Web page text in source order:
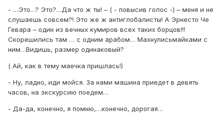
- …Это…? Это?…Да что ж ты! – ( - повысив голос -) – меня и не
слушаешь совсем?! Это же ж антиглобалисты! А Эрнесто Че
Гевара – один из вечных кумиров всех таких борцов!!!
Скорешились там … с одним арабом… Махнулисьмайками с
ним…Видишь, размер одинаковый?
( Ай, как в тему маечка пришлась!)
- Ну, ладно, иди мойся. За нами машина приедет в девять
часов, на экскурсию поедем…
- Да-да, конечно, я помню,…конечно, дорогая…